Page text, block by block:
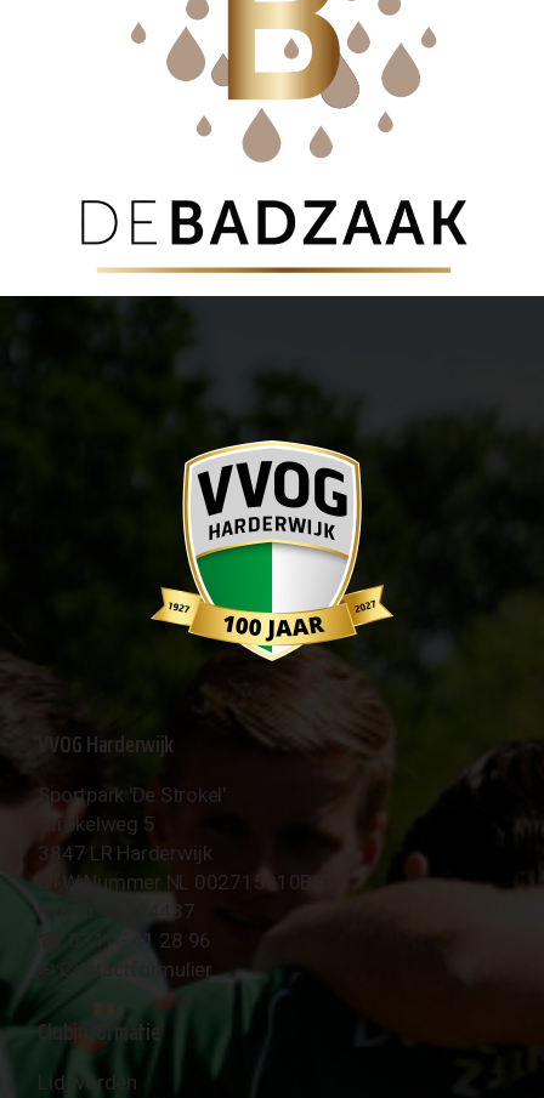
VVOG Harderwijk
Sportpark 'De Strokel'
Strokelweg 5
3847 LR Harderwijk
BTW Nummer NL 002715910B01
KvK Nr 40094437
☎︎ 0341 - 41 28 96
✉︎ Contactformulier
Clubinformatie
Lid worden